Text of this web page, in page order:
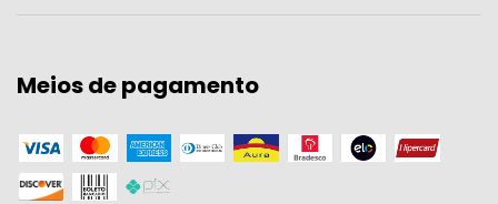
Meios de pagamento